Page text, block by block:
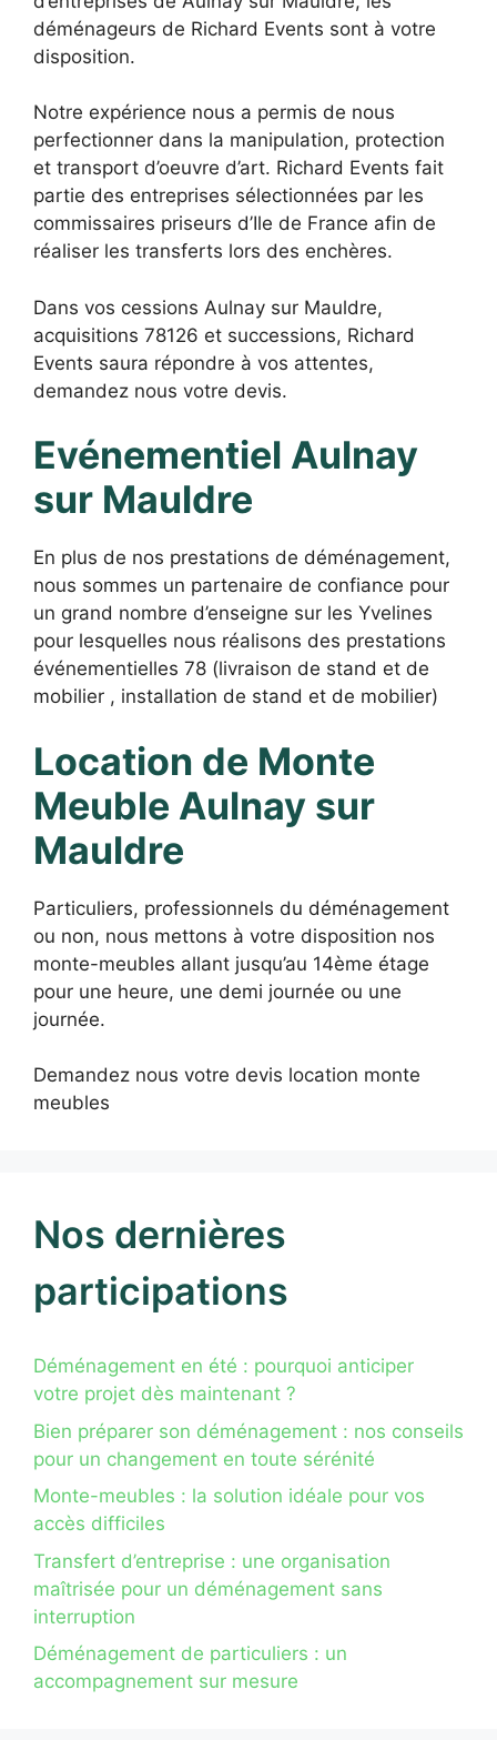
déménageurs de Richard Events sont à votre
disposition.
Notre expérience nous a permis de nous
perfectionner dans la manipulation, protection
et transport d’oeuvre d’art. Richard Events fait
partie des entreprises sélectionnées par les
commissaires priseurs d’Ile de France afin de
réaliser les transferts lors des enchères.
Dans vos cessions Aulnay sur Mauldre,
acquisitions 78126 et successions, Richard
Events saura répondre à vos attentes,
demandez nous votre devis.
Evénementiel Aulnay
sur Mauldre
En plus de nos prestations de déménagement,
nous sommes un partenaire de confiance pour
un grand nombre d’enseigne sur les Yvelines
pour lesquelles nous réalisons des prestations
événementielles 78 (livraison de stand et de
mobilier , installation de stand et de mobilier)
Location de Monte
Meuble Aulnay sur
Mauldre
Particuliers, professionnels du déménagement
ou non, nous mettons à votre disposition nos
monte-meubles allant jusqu’au 14ème étage
pour une heure, une demi journée ou une
journée.
Demandez nous votre devis location monte
meubles
Nos dernières
participations
Déménagement en été : pourquoi anticiper
votre projet dès maintenant ?
Bien préparer son déménagement : nos conseils
pour un changement en toute sérénité
Monte-meubles : la solution idéale pour vos
accès difficiles
Transfert d’entreprise : une organisation
maîtrisée pour un déménagement sans
interruption
Déménagement de particuliers : un
accompagnement sur mesure